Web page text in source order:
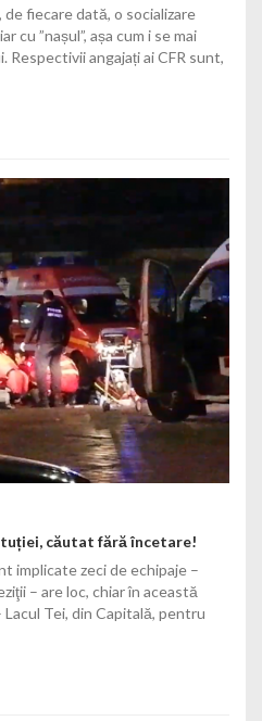
fiecare dată, o socializare
cu ”nașul”, așa cum i se mai
Respectivii angajați ai CFR sunt,
căutat fără încetare!
implicate zeci de echipaje –
– are loc, chiar în această
Tei, din Capitală, pentru